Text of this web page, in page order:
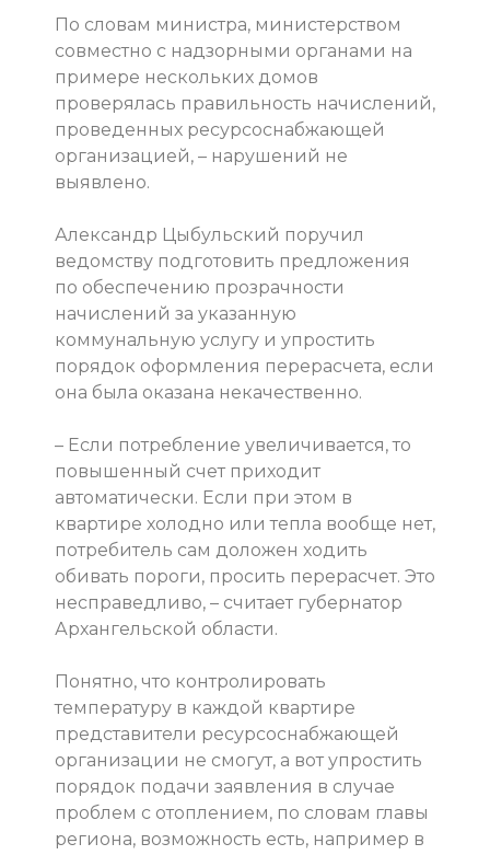
По словам министра, министерством
совместно с надзорными органами на
примере нескольких домов
проверялась правильность начислений,
проведенных ресурсоснабжающей
организацией, – нарушений не
выявлено.
Александр Цыбульский поручил
ведомству подготовить предложения
по обеспечению прозрачности
начислений за указанную
коммунальную услугу и упростить
порядок оформления перерасчета, если
она была оказана некачественно.
– Если потребление увеличивается, то
повышенный счет приходит
автоматически. Если при этом в
квартире холодно или тепла вообще нет,
потребитель сам доложен ходить
обивать пороги, просить перерасчет. Это
несправедливо, – считает губернатор
Архангельской области.
Понятно, что контролировать
температуру в каждой квартире
представители ресурсоснабжающей
организации не смогут, а вот упростить
порядок подачи заявления в случае
проблем с отоплением, по словам главы
региона, возможность есть, например в